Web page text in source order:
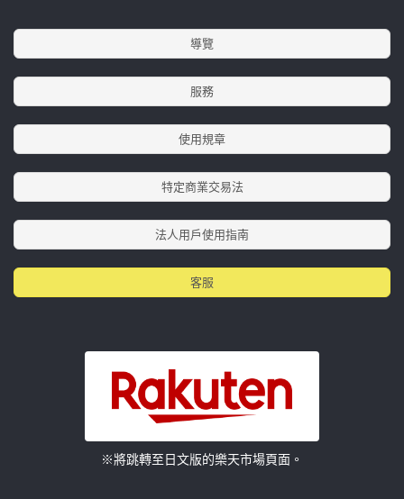
導覽
服務
使用規章
特定商業交易法
法人用戶使用指南
客服
※將跳轉至日文版的樂天市場頁面。